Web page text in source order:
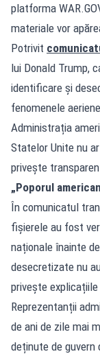
platforma
materiale vor
Potrivit
lui Donald Trump,
identificare și
fenomenele
Administrația
Statelor Unite nu
privește
„Poporul
În comunicatul
fișierele au fost
naționale înainte
desecretizate nu
privește
Reprezentanții
de ani de zile mai
deținute de